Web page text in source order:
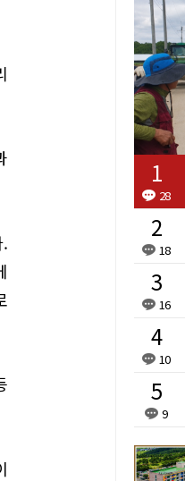
28
18
16
10
9